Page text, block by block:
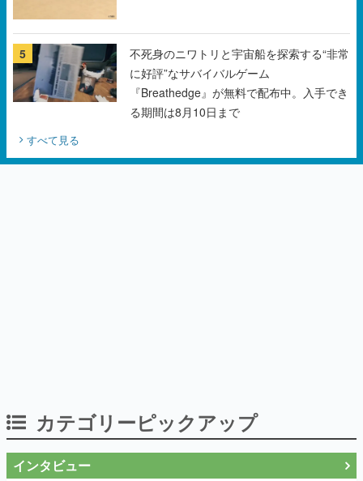
5
不死身のニワトリと宇宙船を探索する“非常
に好評”なサバイバルゲーム
『Breathedge』が無料で配布中。入手でき
る期間は8月10日まで
すべて見る
カテゴリーピックアップ
インタビュー